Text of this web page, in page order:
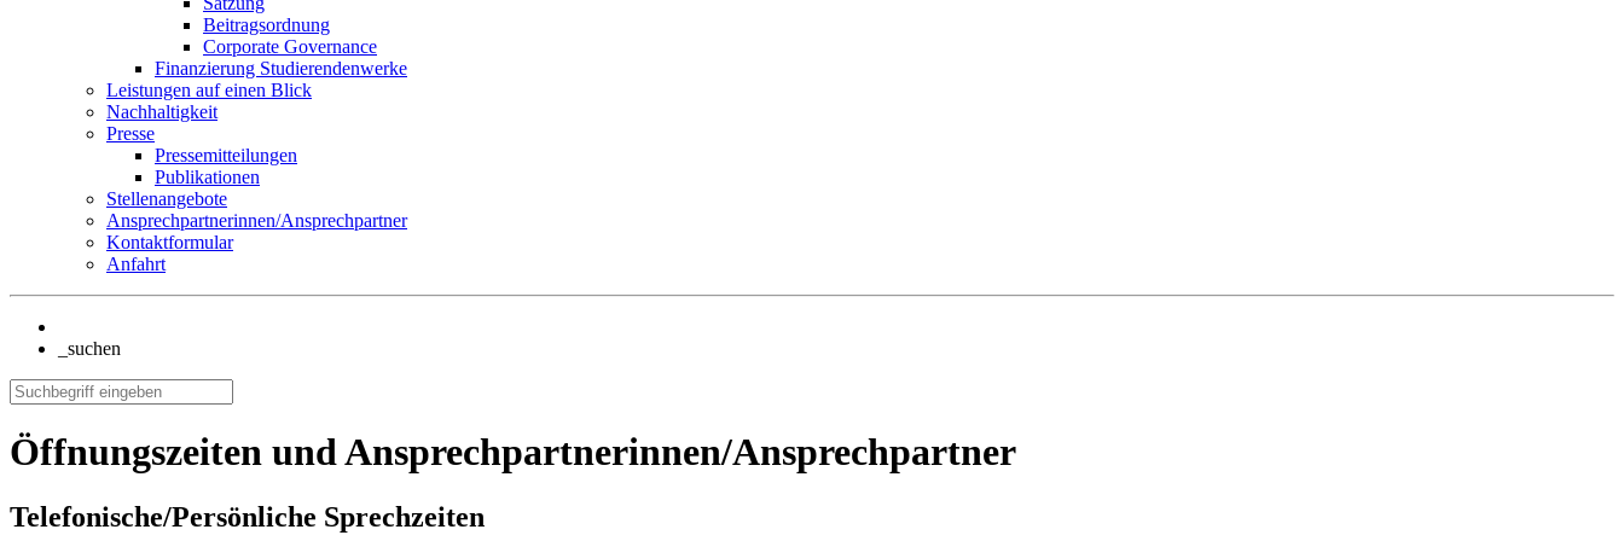
Beitragsordnung
Corporate Governance
Finanzierung Studierendenwerke
Leistungen auf einen Blick
Nachhaltigkeit
Presse
Pressemitteilungen
Publikationen
Stellenangebote
Ansprechpartnerinnen/Ansprechpartner
Kontaktformular
Anfahrt
_suchen
Öffnungszeiten und Ansprechpartnerinnen/Ansprechpartner
Telefonische/Persönliche Sprechzeiten